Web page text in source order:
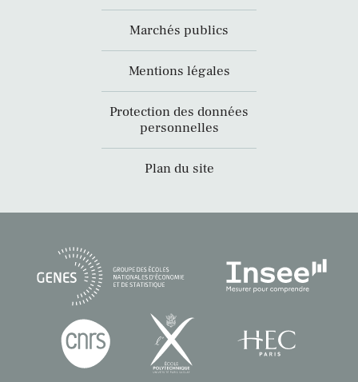
Marchés publics
Mentions légales
Protection des données
personnelles
Plan du site